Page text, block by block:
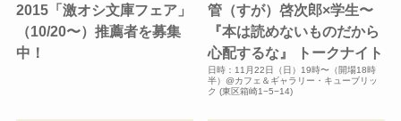
2015「激オシ文庫フェア」
（10/20〜）推薦者を募集
中！
管（すが）啓次郎×学生〜
『本は読めないものだから
心配するな』 トークナイト
日時：11月22日（日）19時〜（開場18時
半）@カフェ＆ギャラリー・キューブリッ
ク (東区箱崎1−5−14)